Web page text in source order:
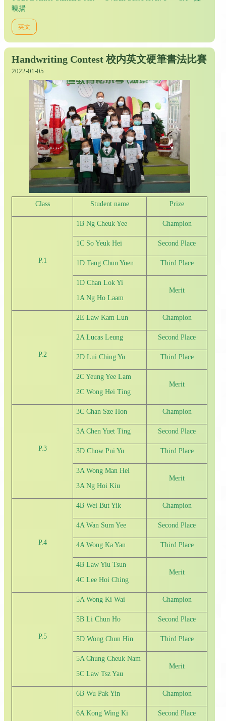
曉揚
英文
Handwriting Contest 校内英文硬筆書法比賽
2022-01-05
Class Student name Prize
P.1
1B Ng Cheuk Yee Champion
1C So Yeuk Hei Second Place
1D Tang Chun Yuen Third Place
1D Chan Lok Yi
1A Ng Ho Laam
Merit
P.2
2E Law Kam Lun Champion
2A Lucas Leung Second Place
2D Lui Ching Yu Third Place
2C Yeung Yee Lam
2C Wong Hei Ting
Merit
P.3
3C Chan Sze Hon Champion
3A Chen Yuet Ting Second Place
3D Chow Pui Yu Third Place
3A Wong Man Hei
3A Ng Hoi Kiu
Merit
P.4
4B Wei But Yik Champion
4A Wan Sum Yee Second Place
4A Wong Ka Yan Third Place
4B Law Yiu Tsun
4C Lee Hoi Ching
Merit
P.5
5A Wong Ki Wai Champion
5B Li Chun Ho Second Place
5D Wong Chun Hin Third Place
5A Chung Cheuk Nam
5C Law Tsz Yau
Merit
6B Wu Pak Yin Champion
6A Kong Wing Ki Second Place